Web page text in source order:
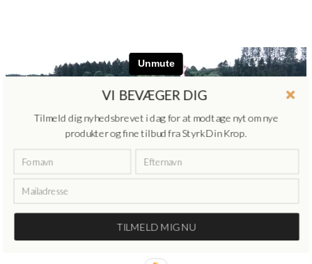
VI BEVÆGER DIG
Tilmeld dig nyhedsbrevet i dag for at modtage nyt om nye
produkter og fine tilbud fra Styrk Din Krop.
TILMELD MIG NU